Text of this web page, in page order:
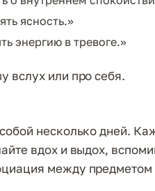
ясность.»
энергию в тревоге.»
вслух или про себя.
несколько дней.
вдох и выдох,
между предметом